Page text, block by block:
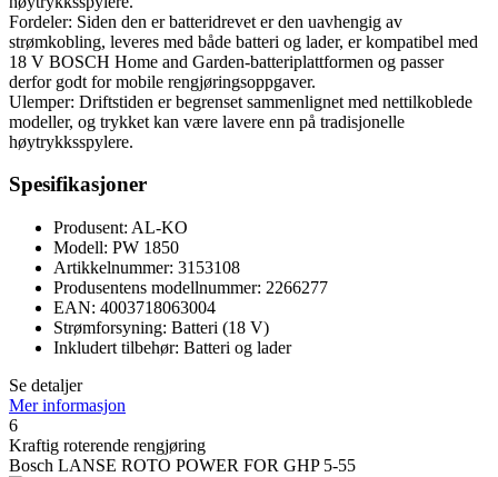
Fordeler: Siden den er batteridrevet er den uavhengig av
strømkobling, leveres med både batteri og lader, er kompatibel med
18 V BOSCH Home and Garden-batteriplattformen og passer
derfor godt for mobile rengjøringsoppgaver.
Ulemper: Driftstiden er begrenset sammenlignet med nettilkoblede
modeller, og trykket kan være lavere enn på tradisjonelle
høytrykksspylere.
Spesifikasjoner
Produsent: AL-KO
Modell: PW 1850
Artikkelnummer: 3153108
Produsentens modellnummer: 2266277
EAN: 4003718063004
Strømforsyning: Batteri (18 V)
Inkludert tilbehør: Batteri og lader
Se detaljer
Mer informasjon
6
Kraftig roterende rengjøring
Bosch LANSE ROTO POWER FOR GHP 5-55